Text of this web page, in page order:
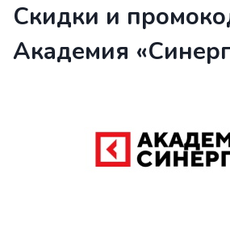
Скидки и
Академия